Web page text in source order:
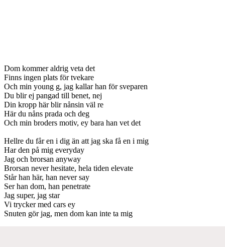
Dom kommer aldrig veta det
Finns ingen plats för tvekare
Och min young g, jag kallar han för sveparen
Du blir ej pangad till benet, nej
Din kropp här blir nånsin väl re
Här du nåns prada och deg
Och min broders motiv, ey bara han vet det
Hellre du får en i dig än att jag ska få en i mig
Har den på mig everyday
Jag och brorsan anyway
Brorsan never hesitate, hela tiden elevate
Står han här, han never say
Ser han dom, han penetrate
Jag super, jag star
Vi trycker med cars ey
Snuten gör jag, men dom kan inte ta mig